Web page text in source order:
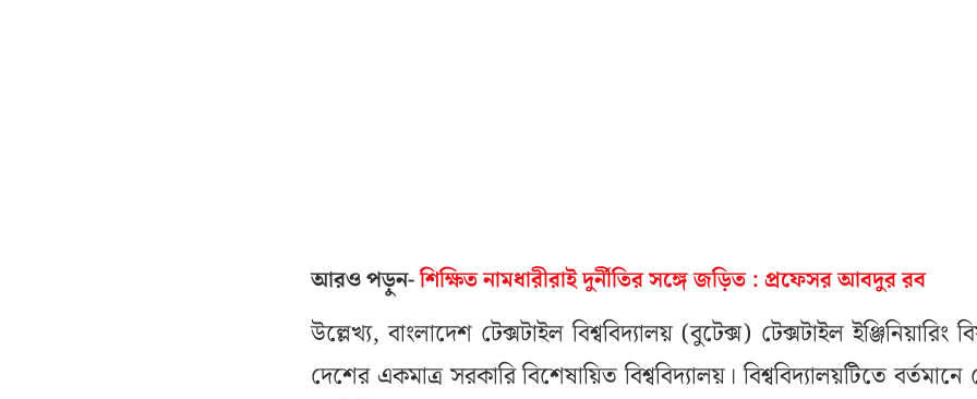
আরও পড়ুন-শিক্ষিত নামধারীরাই দুর্নীতির সঙ্গে জড়িত : প্রফেসর আবদুর রব
উল্লেখ্য, বাংলাদেশ টেক্সটাইল বিশ্ববিদ্যালয় (বুটেক্স) টেক্সটাইল ইঞ্জিনিয়ারিং
দেশের একমাত্র সরকারি বিশেষায়িত বিশ্ববিদ্যালয়। বিশ্ববিদ্যালয়টিতে